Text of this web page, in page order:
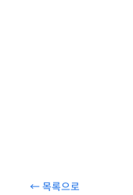
← 목록으로